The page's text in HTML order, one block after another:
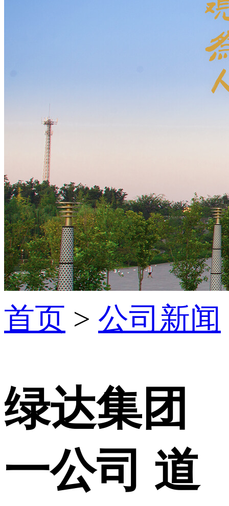
首页 > 公司新闻
绿达集团
一公司 道